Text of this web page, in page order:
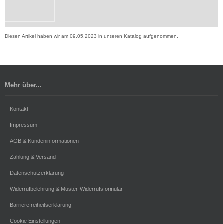
Diesen Artikel haben wir am 09.05.2023 in unseren Katalog aufgenommen.
Mehr über...
Kontakt
Impressum
AGB & Kundeninformationen
Zahlung & Versand
Datenschutzerklärung
Widerrufbelehrung & Muster-Widerrufsformular
Barrierefreiheitserklärung
Cookie Einstellungen